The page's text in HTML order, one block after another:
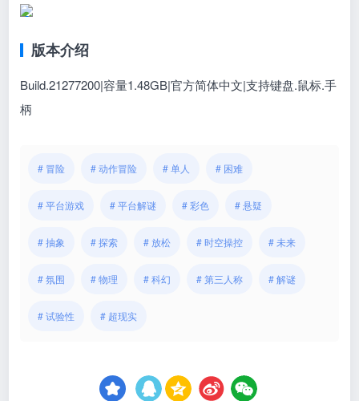
版本介绍
Build.21277200|容量1.48GB|官方简体中文|支持键盘.鼠标.手
柄
# 冒险 # 动作冒险 # 单人 # 困难
# 平台游戏 # 平台解谜 # 彩色 # 悬疑
# 抽象 # 探索 # 放松 # 时空操控 # 未来
# 氛围 # 物理 # 科幻 # 第三人称 # 解谜
# 试验性 # 超现实